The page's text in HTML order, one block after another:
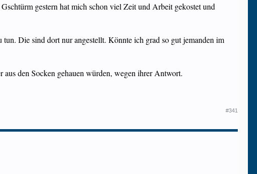
gestern hat mich schon viel Zeit und Arbeit gekostet und
Die sind dort nur angestellt. Könnte ich grad so gut jemanden im
den Socken gehauen würden, wegen ihrer Antwort.
#341